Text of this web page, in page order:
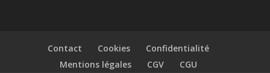
Contact Cookies
Confidentialité
Mentions légales
CGV CGU